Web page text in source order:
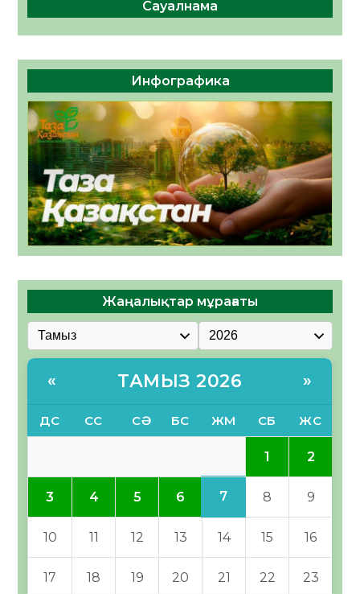
Сауалнама
Инфографика
Жаңалықтар мұрағаты
« ТАМЫЗ 2026 »
ДС СС СӘ БС ЖМ СБ ЖС
1 2
3 4 5 6 7 8 9
10 11 12 13 14 15 16
17 18 19 20 21 22 23